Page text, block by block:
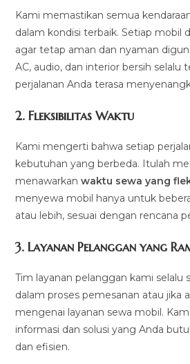
Kami memastikan semua
dalam kondisi terbaik. Setiap mobil
agar tetap aman dan nyaman
AC, audio, dan interior bersih selalu
perjalanan Anda terasa
2.Fleksibilitas Waktu
Kami mengerti bahwa setiap
kebutuhan yang berbeda. Itulah
menawarkanwaktu sewa yang
menyewa mobil hanya untuk
atau lebih, sesuai dengan rencana
3.Layanan Pelanggan yang
Tim layanan pelanggan kami selalu
dalam proses pemesanan atau jika
mengenai layanan sewa mobil.
informasi dan solusi yang Anda
dan efisien.